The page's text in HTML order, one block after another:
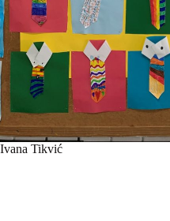
Ivana Tikvić